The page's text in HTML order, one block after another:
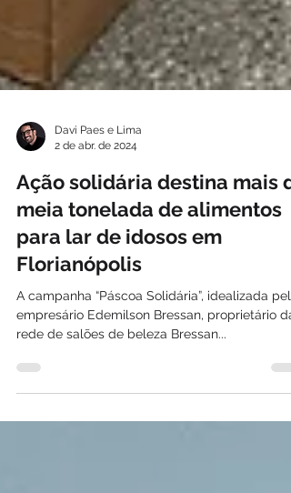
2 de abr. de 2024
Ação solidária destina mais
meia tonelada de alimentos
para lar de idosos em
Florianópolis
A campanha “Páscoa Solidária”, idealizada pelo
rede de salões de beleza Bressan...